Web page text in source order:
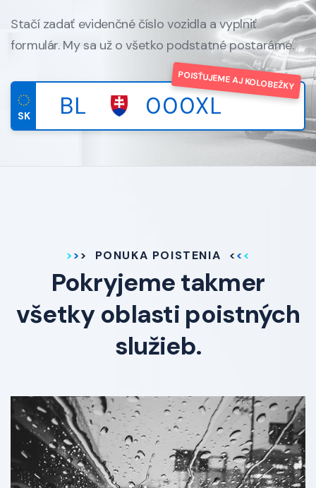
POISŤUJEME AJ KOLOBEŽKY
Stačí zadať evidenčné číslo vozidla a vyplniť
formulár. My sa už o všetko podstatné postaráme.
SK
PONUKA POISTENIA
Pokryjeme takmer
všetky oblasti poistných
služieb.